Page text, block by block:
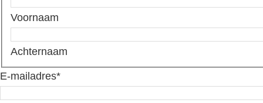
Voornaam
Achternaam
E-mailadres*